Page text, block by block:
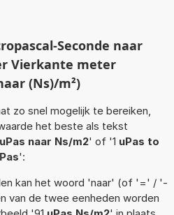
Seconde naar
Vierkante meter
(Ns)/m²)
zo snel mogelijk te bereiken,
het beste als tekst
uPas naar Ns/m2' of '1 uPas to
':
kan het woord 'naar' (of '=' / '-
van de twee eenheden worden